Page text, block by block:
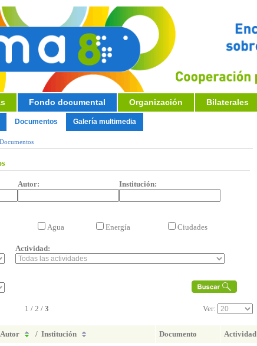
Fondo documental Organización Bilaterales
Documentos Galería multimedia
Documentos
Autor: Institución:
Agua Energía Ciudades
Actividad:
1 / 2 / 3 Ver:
Autor / Institución Documento
Actividad